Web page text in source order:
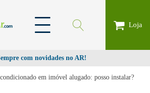
Loja
com novidades no AR!
em imóvel alugado: posso instalar?